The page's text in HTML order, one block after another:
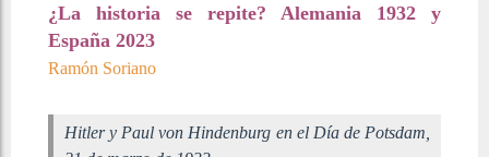
¿La historia se repite? Alemania 1932 y
España 2023
Ramón Soriano
Hitler y Paul von Hindenburg en el Día de Potsdam,